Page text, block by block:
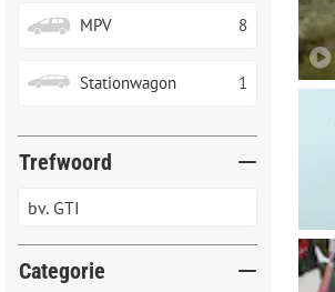
MPV 8
Stationwagon 1
Trefwoord
Categorie